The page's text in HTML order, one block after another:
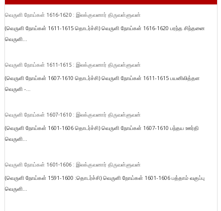
வெருளி நோய்கள் 1616-1620 : இலக்குவனார் திருவள்ளுவன்
(வெருளி நோய்கள் 1611-1615 தொடர்ச்சி) வெருளி நோய்கள் 1616-1620 பரந்த சிந்தனை
வெருளி...
வெருளி நோய்கள் 1611-1615 : இலக்குவனார் திருவள்ளுவன்
(வெருளி நோய்கள் 1607-1610 தொடர்ச்சி) வெருளி நோய்கள் 1611-1615 பயனிலித்தள
வெருளி -...
வெருளி நோய்கள் 1607-1610 : இலக்குவனார் திருவள்ளுவன்
(வெருளி நோய்கள் 1601-1606 தொடர்ச்சி) வெருளி நோய்கள் 1607-1610 பந்தய ஊர்தி
வெருளி...
வெருளி நோய்கள் 1601-1606 : இலக்குவனார் திருவள்ளுவன்
(வெருளி நோய்கள் 1591-1600 :தொடர்ச்சி) வெருளி நோய்கள் 1601-1606 பத்தாம் வகுப்பு
வெருளி...